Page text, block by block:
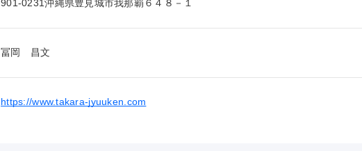
901-0231沖縄県豊見城市我那覇６４８－１
冨岡　昌文
https://www.takara-jyuuken.com